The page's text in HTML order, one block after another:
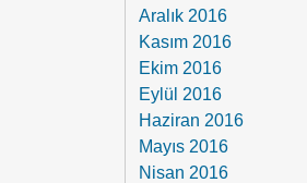
Aralık 2016
Kasım 2016
Ekim 2016
Eylül 2016
Haziran 2016
Mayıs 2016
Nisan 2016